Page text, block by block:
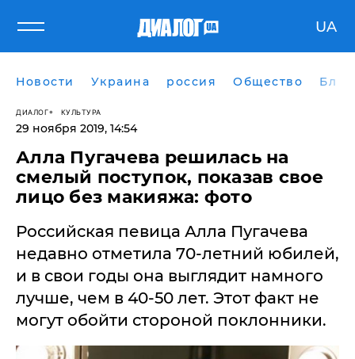
UA
Новости Украина россия Общество
ДИАЛОГ КУЛЬТУРА
29 ноября 2019, 14:54
Алла Пугачева решилась на
смелый поступок, показав свое
лицо без макияжа: фото
​Российская певица Алла Пугачева
недавно отметила 70-летний юбилей,
и в свои годы она выглядит намного
лучше, чем в 40-50 лет. Этот факт не
могут обойти стороной поклонники.